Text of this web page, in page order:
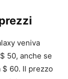
veniva
50, anche se
60. Il prezzo